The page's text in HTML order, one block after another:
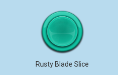
Rusty Blade Slice